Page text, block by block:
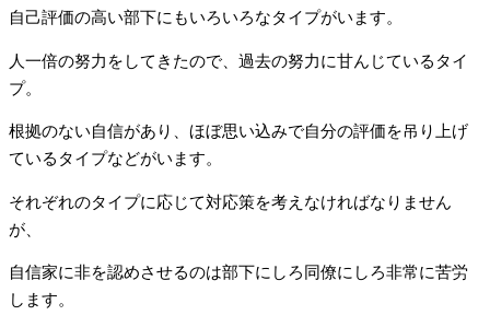
自己評価の高い部下にもいろいろなタイプがいます。
人一倍の努力をしてきたので、過去の努力に甘んじているタイ
プ。
根拠のない自信があり、ほぼ思い込みで自分の評価を吊り上げ
ているタイプなどがいます。
それぞれのタイプに応じて対応策を考えなければなりません
が、
自信家に非を認めさせるのは部下にしろ同僚にしろ非常に苦労
します。